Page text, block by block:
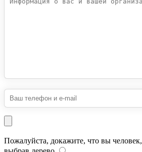
Пожалуйста, докажите, что вы человек,